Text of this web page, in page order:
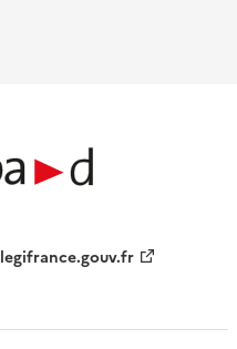
legifrance.gouv.fr